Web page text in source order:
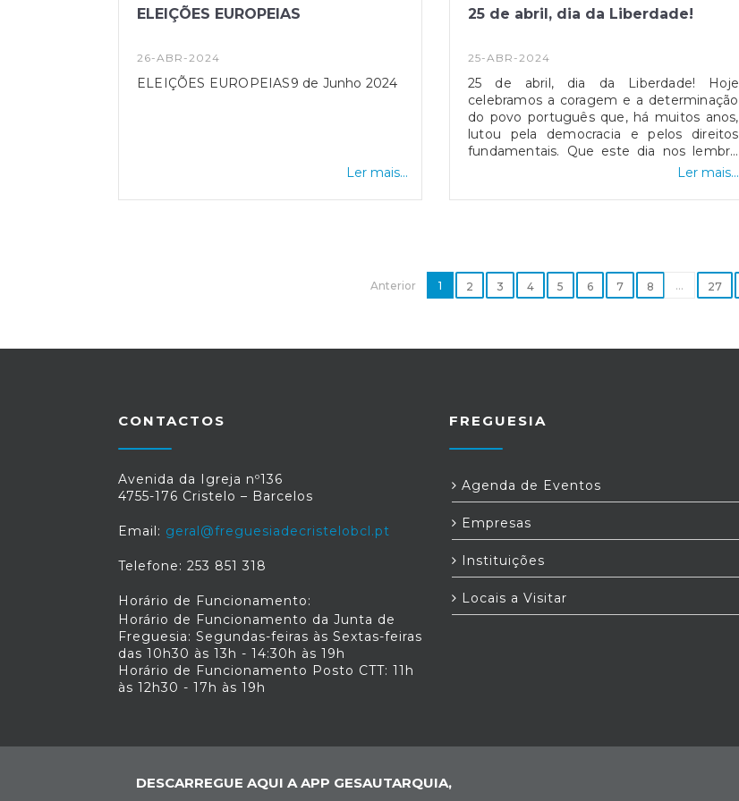
ELEIÇÕES EUROPEIAS
26-ABR-2024
ELEIÇÕES EUROPEIAS9 de Junho 2024
Ler mais...
25 de abril, dia da Liberdade!
25-ABR-2024
25 de abril, dia da Liberdade! Hoje
celebramos a coragem e a determinação
do povo português que, há muitos anos,
lutou pela democracia e pelos direitos
fundamentais. Que este dia nos lembre
sempre da importância da liberdade, da
25 de abril50 anos de história
Ler mais...
Anterior 1 2 3 4 5 6 7 8 ... 27
CONTACTOS
Avenida da Igreja nº136
4755-176 Cristelo – Barcelos
Email: geral@freguesiadecristelobcl.pt
Telefone: 253 851 318
Horário de Funcionamento:
Horário de Funcionamento da Junta de
Freguesia: Segundas-feiras às Sextas-feiras
das 10h30 às 13h - 14:30h às 19h
Horário de Funcionamento Posto CTT: 11h
às 12h30 - 17h às 19h
FREGUESIA
Agenda de Eventos
Empresas
Instituições
Locais a Visitar
DESCARREGUE AQUI A APP GESAUTARQUIA,